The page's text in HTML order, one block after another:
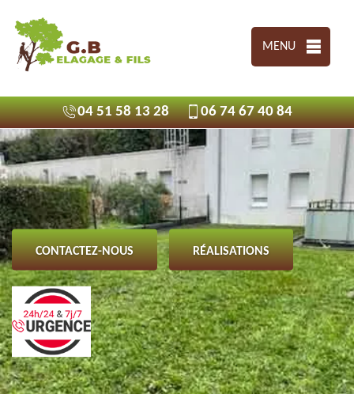
MENU
04 51 58 13 28 06 74 67 40 84
CONTACTEZ-NOUS RÉALISATIONS